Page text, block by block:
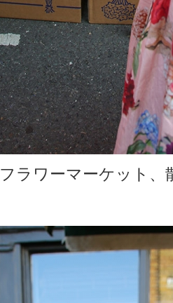
フラワーマーケット、